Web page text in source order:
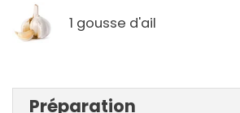
1 gousse d'ail
Préparation